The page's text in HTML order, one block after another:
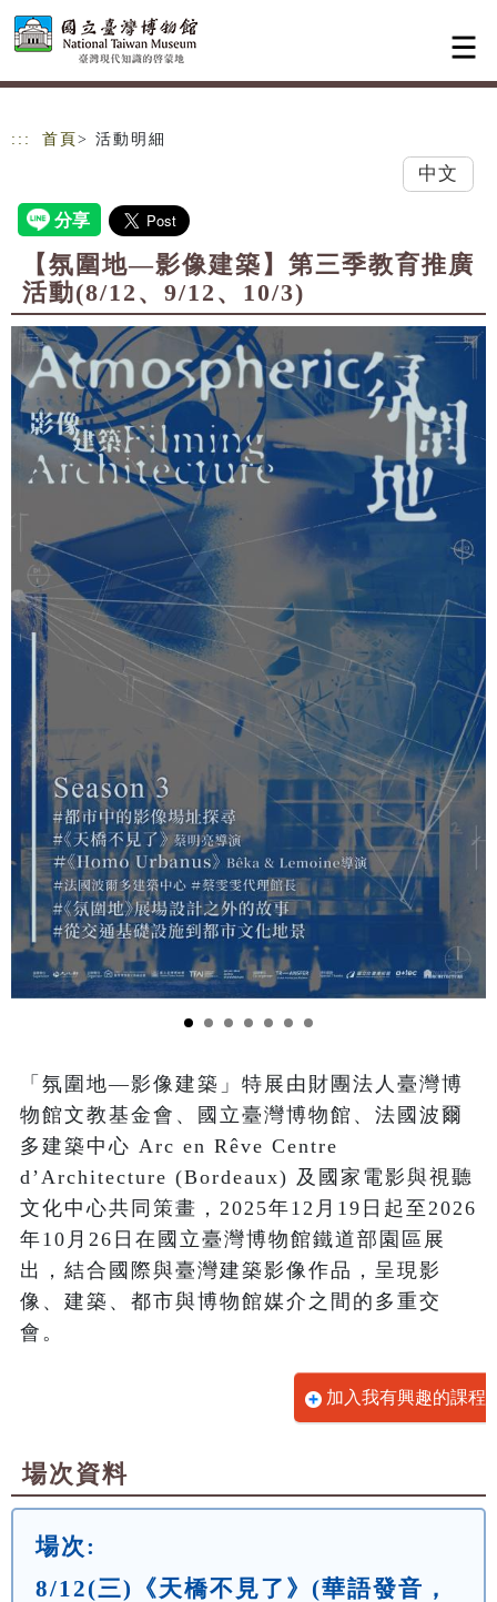
跳到主要內容
網站導覽
::: 首頁 > 活動明細
中文
【氛圍地—影像建築】第三季教育推廣
活動(8/12、9/12、10/3)
「氛圍地—影像建築」特展由財團法人臺灣博
物館文教基金會、國立臺灣博物館、法國波爾
多建築中心 Arc en Rêve Centre
d’Architecture (Bordeaux) 及國家電影與視聽
文化中心共同策畫，2025年12月19日起至2026
年10月26日在國立臺灣博物館鐵道部園區展
出，結合國際與臺灣建築影像作品，呈現影
像、建築、都市與博物館媒介之間的多重交
會。
加入我有興趣的課程
場次資料
場次:
8/12(三)《天橋不見了》(華語發音，